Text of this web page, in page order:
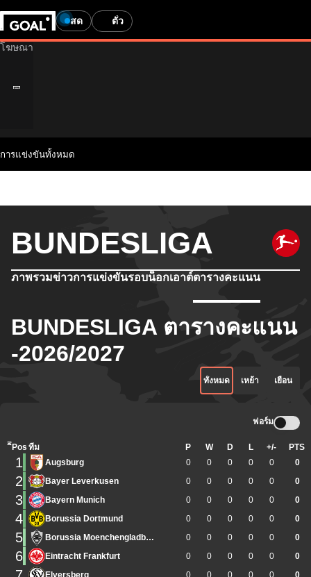
สด ตั๋ว
การแข่งขันทั้งหมด
BUNDESLIGA
ภาพรวมข่าวการแข่งขันรอบน็อกเอาต์ตารางคะแนน
BUNDESLIGA ตารางคะแนน
-2026/2027
ทั้งหมด เหย้า เยือน
ฟอร์ม
ิีPos ทีม P W D L +/- PTS
1 Augsburg 0 0 0 0 0 0
2 Bayer Leverkusen 0 0 0 0 0 0
3 Bayern Munich 0 0 0 0 0 0
4 Borussia Dortmund 0 0 0 0 0 0
5 Borussia Moenchengladbach 0 0 0 0 0 0
6 Eintracht Frankfurt 0 0 0 0 0 0
Elversberg 0 0 0 0 0 0